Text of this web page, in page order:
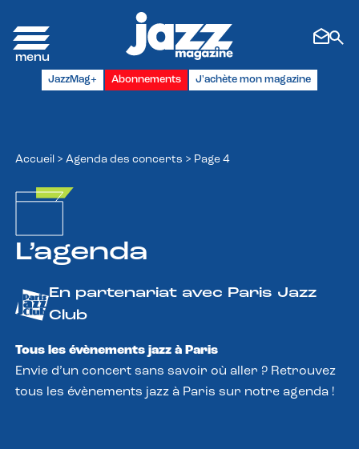
JazzMag+ Abonnements J'achète mon magazine
Accueil > Agenda des concerts > Page 4
L’agenda
En partenariat avec Paris Jazz
Club
Tous les évènements jazz à Paris
Envie d’un concert sans savoir où aller ? Retrouvez
tous les évènements jazz à Paris sur notre agenda !